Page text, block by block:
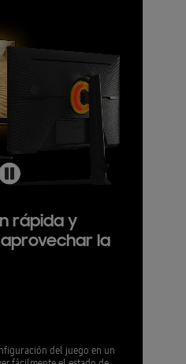
rápida y
la
del juego en un